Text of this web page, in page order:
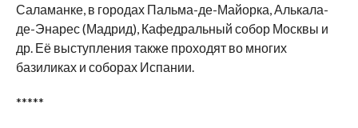
Саламанке, в городах Пальма-де-Майорка, Алькала-
де-Энарес (Мадрид), Кафедральный собор Москвы и
др. Её выступления также проходят во многих
базиликах и соборах Испании.
*****